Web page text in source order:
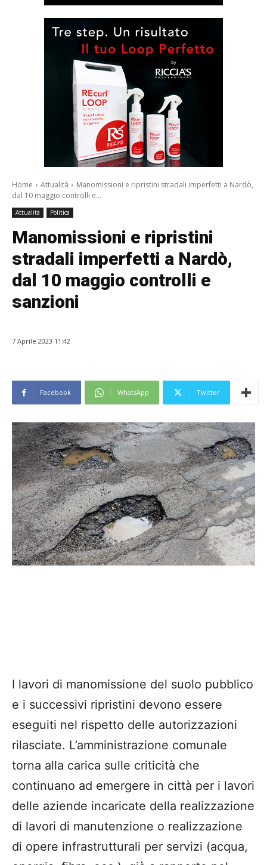
Home Attualità
Manomissioni e ripristini stradali imperfetti a Nardò,
dal 10 maggio controlli e...
Attualità Politica
Manomissioni e ripristini
stradali imperfetti a Nardò,
dal 10 maggio controlli e
sanzioni
7 Aprile 2023 11:42
Facebook WhatsApp Twitter
I lavori di manomissione del suolo pubblico
e i successivi ripristini devono essere
eseguiti nel rispetto delle autorizzazioni
rilasciate. L’amministrazione comunale
torna alla carica sulle criticità che
continuano ad emergere in città per i lavori
delle aziende incaricate della realizzazione
di lavori di manutenzione o realizzazione
di opere infrastrutturali per servizi (acqua,